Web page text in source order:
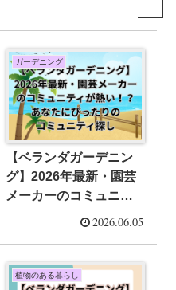
ガーデニング
【ベランダガーデニン
グ】2026年最新・園芸
メーカーのコミュニテ
ィが熱い！？あなたに
2026.06.05
植物のある暮らし